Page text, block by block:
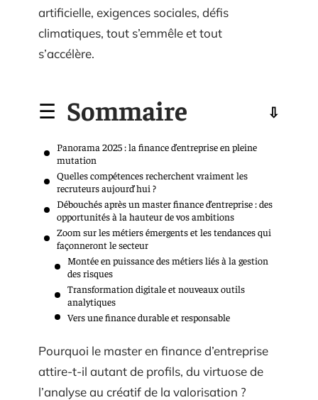
artificielle, exigences sociales, défis
climatiques, tout s’emmêle et tout
s’accélère.
Sommaire
Panorama 2025 : la finance d’entreprise en pleine
mutation
Quelles compétences recherchent vraiment les
recruteurs aujourd’hui ?
Débouchés après un master finance d’entreprise : des
opportunités à la hauteur de vos ambitions
Zoom sur les métiers émergents et les tendances qui
façonneront le secteur
Montée en puissance des métiers liés à la gestion
des risques
Transformation digitale et nouveaux outils
analytiques
Vers une finance durable et responsable
Pourquoi le master en finance d’entreprise
attire-t-il autant de profils, du virtuose de
l’analyse au créatif de la valorisation ?